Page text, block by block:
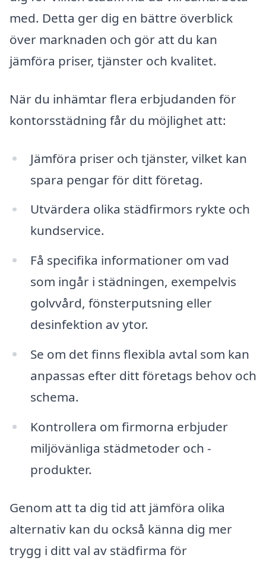
med. Detta ger dig en bättre överblick
över marknaden och gör att du kan
jämföra priser, tjänster och kvalitet.
När du inhämtar flera erbjudanden för
kontorsstädning får du möjlighet att:
Jämföra priser och tjänster, vilket kan
spara pengar för ditt företag.
Utvärdera olika städfirmors rykte och
kundservice.
Få specifika informationer om vad
som ingår i städningen, exempelvis
golvvård, fönsterputsning eller
desinfektion av ytor.
Se om det finns flexibla avtal som kan
anpassas efter ditt företags behov och
schema.
Kontrollera om firmorna erbjuder
miljövänliga städmetoder och -
produkter.
Genom att ta dig tid att jämföra olika
alternativ kan du också känna dig mer
trygg i ditt val av städfirma för